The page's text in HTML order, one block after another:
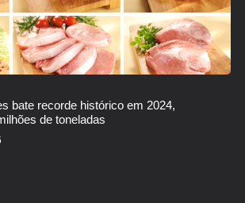
bate recorde histórico em 2024,
de toneladas